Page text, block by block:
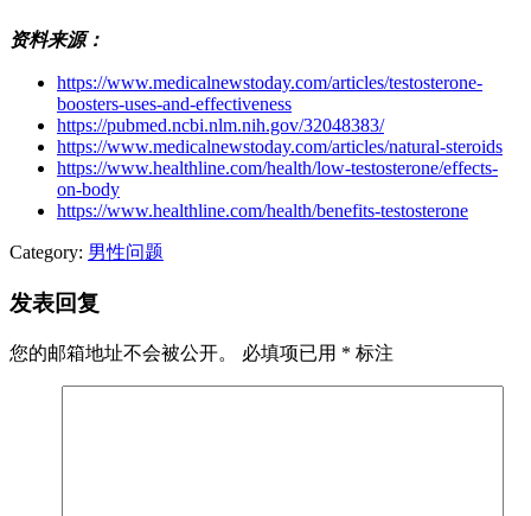
资料来源：
https://www.medicalnewstoday.com/articles/testosterone-
boosters-uses-and-effectiveness
https://pubmed.ncbi.nlm.nih.gov/32048383/
https://www.medicalnewstoday.com/articles/natural-steroids
https://www.healthline.com/health/low-testosterone/effects-
on-body
https://www.healthline.com/health/benefits-testosterone
Category: 男性问题
发表回复
您的邮箱地址不会被公开。 必填项已用 * 标注